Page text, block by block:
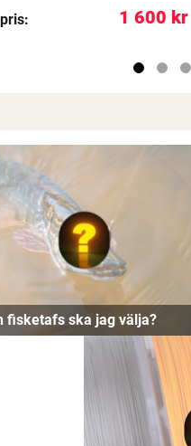
1 600 kr
fisketafs ska jag välja?